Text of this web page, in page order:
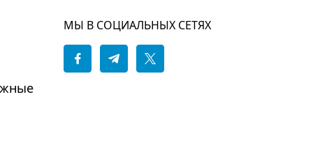
МЫ В СОЦИАЛЬНЫХ СЕТЯХ